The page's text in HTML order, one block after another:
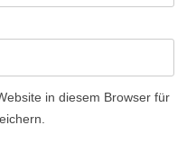
in diesem Browser für